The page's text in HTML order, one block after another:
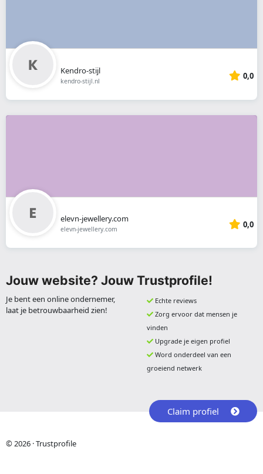
Kendro-stijl
kendro-stijl.nl 0,0
elevn-jewellery.com
elevn-jewellery.com 0,0
Jouw website? Jouw Trustprofile!
Je bent een online ondernemer,
laat je betrouwbaarheid zien!
Echte reviews
Zorg ervoor dat mensen je
vinden
Upgrade je eigen profiel
Word onderdeel van een
groeiend netwerk
Claim profiel
© 2026 · Trustprofile